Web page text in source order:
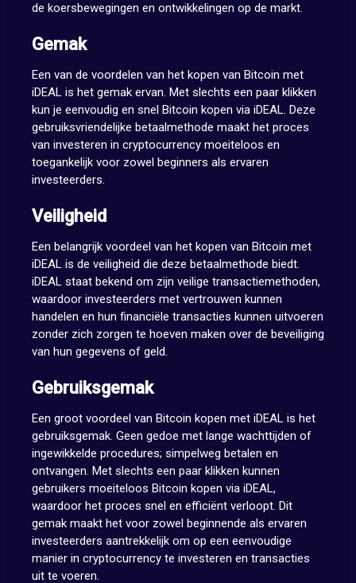
de koersbewegingen en ontwikkelingen op de markt.
Gemak
Een van de voordelen van het kopen van Bitcoin met
iDEAL is het gemak ervan. Met slechts een paar klikken
kun je eenvoudig en snel Bitcoin kopen via iDEAL. Deze
gebruiksvriendelijke betaalmethode maakt het proces
van investeren in cryptocurrency moeiteloos en
toegankelijk voor zowel beginners als ervaren
investeerders.
Veiligheid
Een belangrijk voordeel van het kopen van Bitcoin met
iDEAL is de veiligheid die deze betaalmethode biedt.
iDEAL staat bekend om zijn veilige transactiemethoden,
waardoor investeerders met vertrouwen kunnen
handelen en hun financiële transacties kunnen uitvoeren
zonder zich zorgen te hoeven maken over de beveiliging
van hun gegevens of geld.
Gebruiksgemak
Een groot voordeel van Bitcoin kopen met iDEAL is het
gebruiksgemak. Geen gedoe met lange wachttijden of
ingewikkelde procedures; simpelweg betalen en
ontvangen. Met slechts een paar klikken kunnen
gebruikers moeiteloos Bitcoin kopen via iDEAL,
waardoor het proces snel en efficiënt verloopt. Dit
gemak maakt het voor zowel beginnende als ervaren
investeerders aantrekkelijk om op een eenvoudige
manier in cryptocurrency te investeren en transacties
uit te voeren.